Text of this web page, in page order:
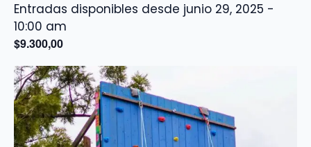
junio 29, 2025 -
10:00 am
$9.300,00